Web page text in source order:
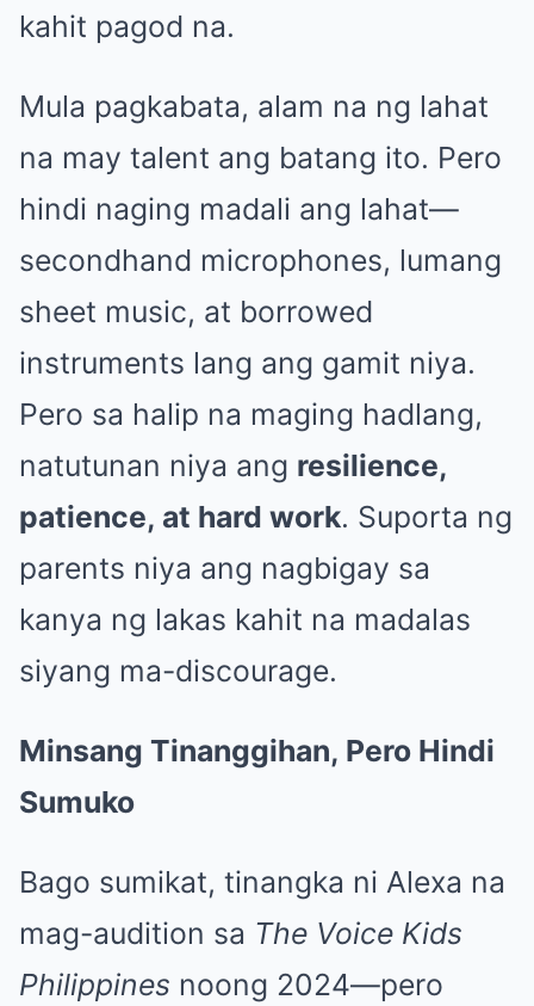
kahit pagod na.
Mula pagkabata, alam na ng lahat
na may talent ang batang ito. Pero
hindi naging madali ang lahat—
secondhand microphones, lumang
sheet music, at borrowed
instruments lang ang gamit niya.
Pero sa halip na maging hadlang,
natutunan niya ang resilience,
patience, at hard work. Suporta ng
parents niya ang nagbigay sa
kanya ng lakas kahit na madalas
siyang ma-discourage.
Minsang Tinanggihan, Pero Hindi
Sumuko
Bago sumikat, tinangka ni Alexa na
mag-audition sa The Voice Kids
Philippines noong 2024—pero